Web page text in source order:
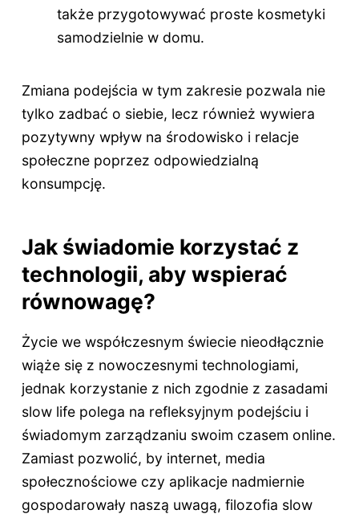
także przygotowywać proste kosmetyki
samodzielnie w domu.
Zmiana podejścia w tym zakresie pozwala nie
tylko zadbać o siebie, lecz również wywiera
pozytywny wpływ na środowisko i relacje
społeczne poprzez odpowiedzialną
konsumpcję.
Jak świadomie korzystać z
technologii, aby wspierać
równowagę?
Życie we współczesnym świecie nieodłącznie
wiąże się z nowoczesnymi technologiami,
jednak korzystanie z nich zgodnie z zasadami
slow life polega na refleksyjnym podejściu i
świadomym zarządzaniu swoim czasem online.
Zamiast pozwolić, by internet, media
społecznościowe czy aplikacje nadmiernie
gospodarowały naszą uwagą, filozofia slow